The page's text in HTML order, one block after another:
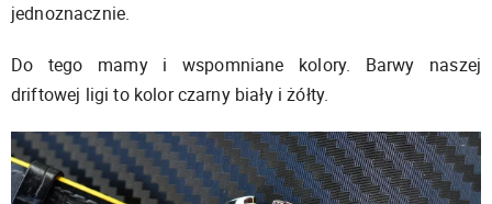
jednoznacznie.
Do tego mamy i wspomniane kolory. Barwy naszej
driftowej ligi to kolor czarny biały i żółty.